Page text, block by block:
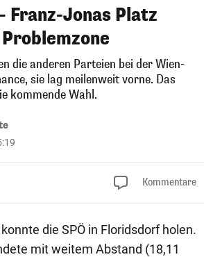
Franz-Jonas Platz
die anderen Parteien bei der Wien-
sie lag meilenweit vorne. Das
kommende Wahl.
Kommentare
die SPÖ in Floridsdorf holen.
mit weitem Abstand (18,11